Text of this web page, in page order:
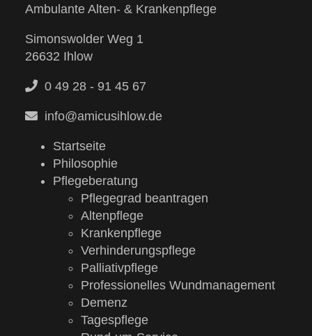
Ambulante Alten- & Krankenpflege
Simonswolder Weg 1
26632 Ihlow
0 49 28 - 91 45 67
info@amicusihlow.de
Startseite
Philosophie
Pflegeberatung
Pflegegrad beantragen
Altenpflege
Krankenpflege
Verhinderungspflege
Palliativpflege
Professionelles Wundmanagement
Demenz
Tagespflege